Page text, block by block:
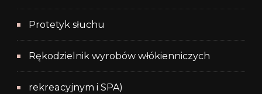
Protetyk słuchu
Rękodzielnik wyrobów włókienniczych
rekreacyjnym i SPA)